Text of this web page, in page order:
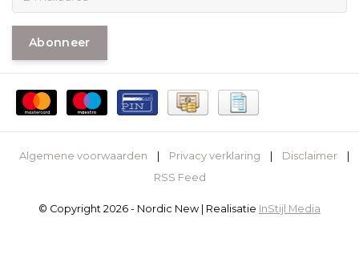
Abonneer
Algemene voorwaarden Privacy verklaring Disclaimer
RSS Feed
© Copyright 2026 - Nordic New | Realisatie InStijl Media